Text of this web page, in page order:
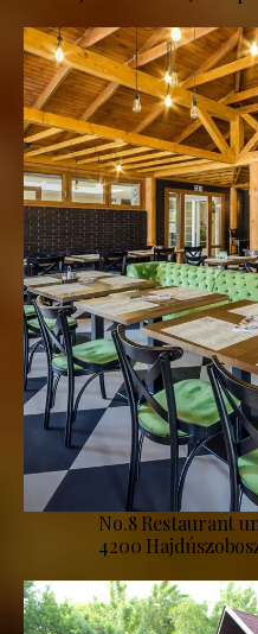
No.8 Restaurant
4200